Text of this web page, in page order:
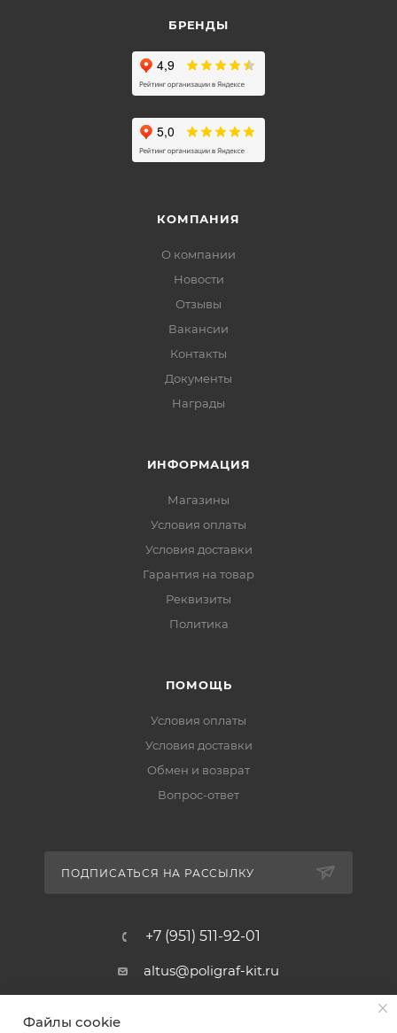
БРЕНДЫ
КОМПАНИЯ
О компании
Новости
Отзывы
Вакансии
Контакты
Документы
Награды
ИНФОРМАЦИЯ
Магазины
Условия оплаты
Условия доставки
Гарантия на товар
Реквизиты
Политика
ПОМОЩЬ
Условия оплаты
Условия доставки
Обмен и возврат
Вопрос-ответ
ПОДПИСАТЬСЯ НА РАССЫЛКУ
+7 (951) 511-92-01
altus@poligraf-kit.ru
Ростовская обл, Аксайский р-н,
Файлы cookie